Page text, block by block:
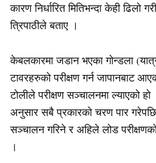
कारण निर्धारित मितिभन्दा केही ढिलो
त्रिपाठीले बताए ।
केबलकारमा जडान भएका गोन्डला
टावरहरुको परीक्षण गर्न जापानबाट
टोलीले परीक्षण सञ्चालनमा ल्याएको
अनुसार सबै प्रकारको चरण पार गरेपछि
सञ्चालन गरिने र अहिले लोड
।